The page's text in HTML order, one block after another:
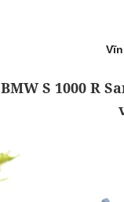
BMW S 1000 R